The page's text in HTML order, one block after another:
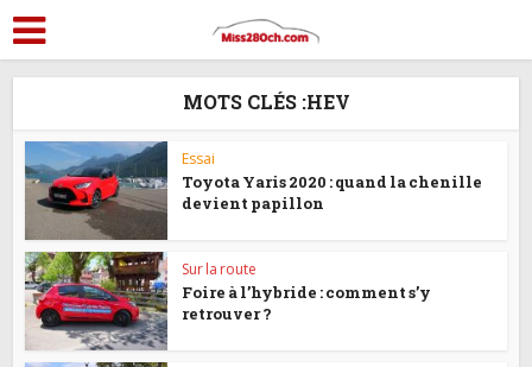
MOTS CLÉS :HEV
Essai
Toyota Yaris 2020 : quand la chenille
devient papillon
Sur la route
Foire à l’hybride : comment s’y
retrouver ?